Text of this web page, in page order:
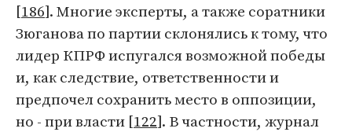
[186]. Многие эксперты, а также соратники
Зюганова по партии склонялись к тому, что
лидер КПРФ испугался возможной победы
и, как следствие, ответственности и
предпочел сохранить место в оппозиции,
но - при власти [122]. В частности, журнал